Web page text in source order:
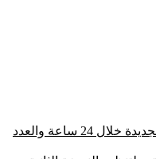
جديدة بفيروس كورونا باقليم الجديدة خلال 24 ساعة والعدد